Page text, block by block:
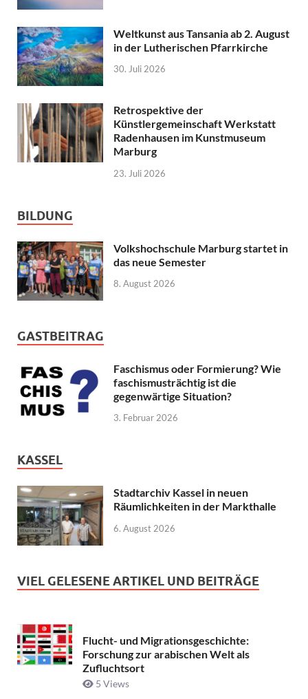
Weltkunst aus Tansania ab 2. August
in der Lutherischen Pfarrkirche
30. Juli 2026
Retrospektive der
Künstlergemeinschaft Werkstatt
Radenhausen im Kunstmuseum
Marburg
23. Juli 2026
BILDUNG
Volkshochschule Marburg startet in
das neue Semester
8. August 2026
GASTBEITRAG
Faschismus oder Formierung? Wie
faschismusträchtig ist die
gegenwärtige Situation?
3. Februar 2026
KASSEL
Stadtarchiv Kassel in neuen
Räumlichkeiten in der Markthalle
6. August 2026
VIEL GELESENE ARTIKEL UND BEITRÄGE
Flucht- und Migrationsgeschichte:
Forschung zur arabischen Welt als
Zufluchtsort
5 Views